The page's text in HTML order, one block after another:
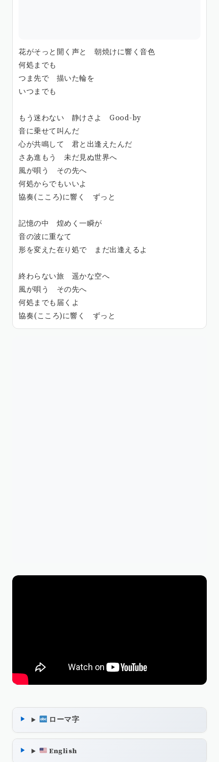
花がそっと開く声と 朝焼けに響く音色
何処までも
つま先で 描いた輪を
いつまでも
もう迷わない 静けさよ Good-by
音に乗せて叫んだ
心が共鳴して 君と出逢えたんだ
さあ進もう 未だ見ぬ世界へ
風が唄う その先へ
何処からでもいいよ
協奏(こころ)に響く ずっと
記憶の中 煌めく一瞬が
音の波に重なて
形を変えた在り処で まだ出逢えるよ
終わらない旅 遥かな空へ
風が唄う その先へ
何処までも届くよ
協奏(こころ)に響く ずっと
ローマ字
English